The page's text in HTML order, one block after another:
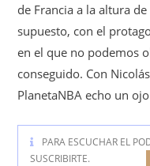
de Francia a la altura
supuesto, con el
en el que no podemos
conseguido. Con
PlanetaNBA echo un
PARA ESCUCHAR EL
SUSCRIBIRTE.